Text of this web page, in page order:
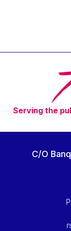
Vítor
Yossi
Yves
Serving the
C/O